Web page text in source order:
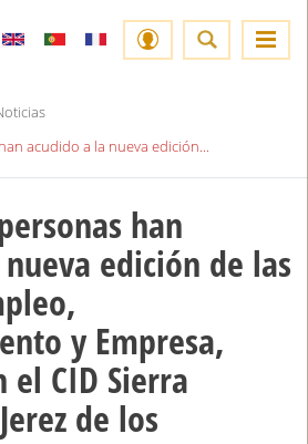
acudido a la nueva edición...
han
edición de las
y Empresa,
el CID Sierra
de los